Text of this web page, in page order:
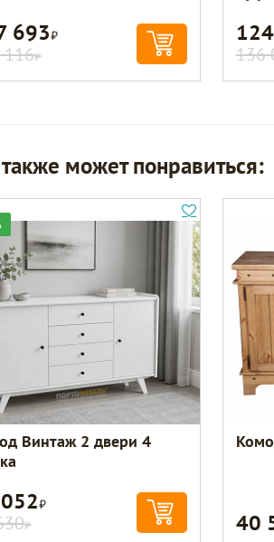
693Р
116Р 136
может понравиться:
Винтаж 2 двери 4
Р
Р 40